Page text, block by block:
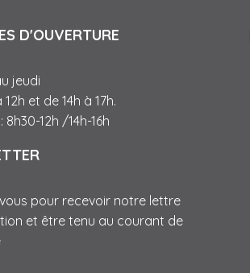
D'OUVERTURE
jeudi
et de 14h à 17h.
12h /14h-16h
pour recevoir notre lettre
et être tenu au courant de